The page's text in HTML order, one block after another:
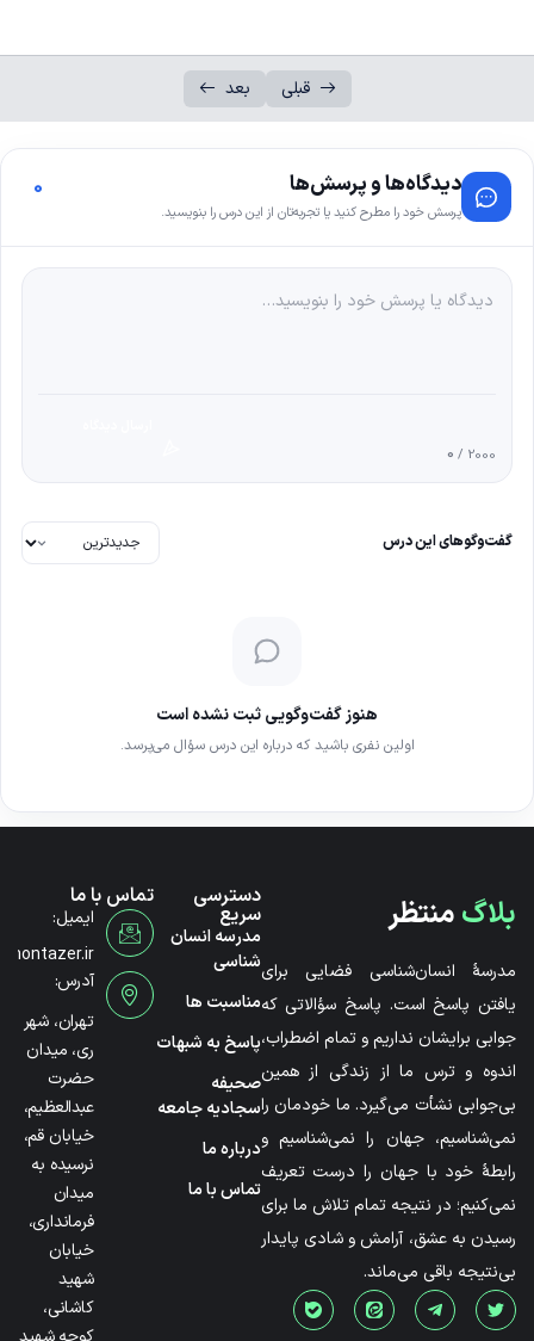
قبلی بعد
دیدگاه‌ها و پرسش‌ها
پرسش خود را مطرح کنید یا تجربه‌تان از این درس را بنویسید.
0
0 / 2000
گفت‌وگوهای این درس
هنوز گفت‌وگویی ثبت نشده است
اولین نفری باشید که درباره این درس سؤال می‌پرسد.
بلاگمنتظر
مدرسۀ انسان‌شناسی فضایی برای
یافتن پاسخ است. پاسخ سؤالاتی که
جوابی برایشان نداریم و تمام اضطراب،
اندوه و ترس ما از زندگی از همین
بی‌جوابی نشأت می‌گیرد. ما خودمان را
نمی‌شناسیم، جهان را نمی‌شناسیم و
رابطۀ خود با جهان را درست تعریف
نمی‌کنیم؛ در نتیجه تمام تلاش ما برای
رسیدن به عشق، آرامش و شادی پایدار
بی‌نتیجه باقی می‌ماند.
دسترسی
سریع
مدرسه انسان
شناسی
مناسبت ها
پاسخ به شبهات
صحیفه
سجادیه جامعه
درباره ما
تماس با ما
تماس با ما
ایمیل:
آدرس:
تهران، شهر
ری، میدان
حضرت
عبدالعظیم،
خیابان قم،
نرسیده به
میدان
فرمانداری،
خیابان
شهید
کاشانی،